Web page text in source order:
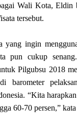
Wali Kota, Eldin
tersebut.
yang ingin
pun cukup
Pilgubsu 2018
barometer
“Kita
60-70 persen,”